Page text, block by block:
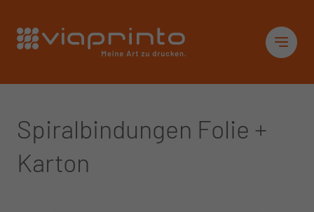
Spiralbindungen Folie +
Karton